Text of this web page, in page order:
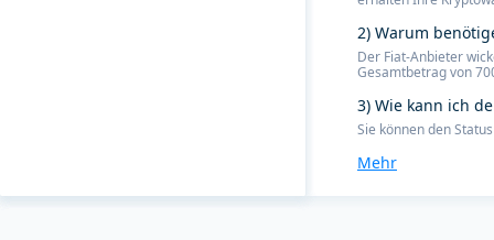
2) Warum
Der Fiat-Anbieter
Gesamtbetrag von
3) Wie kann ich
Sie können den
Mehr